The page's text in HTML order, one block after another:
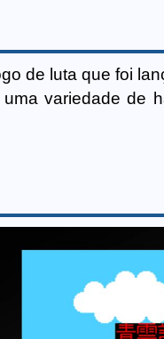
de luta que foi
variedade de